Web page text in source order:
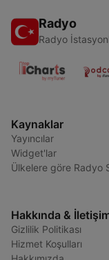
Radyo
Radyo
Kaynaklar
Yayıncılar
Widget'lar
Ülkelere göre Radyo
Hakkında &
Gizlilik Politikası
Hizmet Koşulları